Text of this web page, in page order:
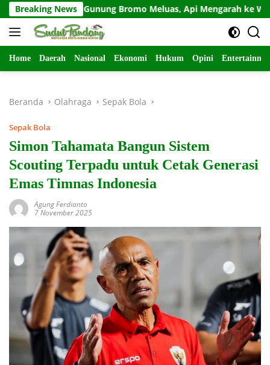
Langsung
ke
konten
Breaking News
Gunung Bromo Meluas, Api Mengarah ke Wilayah
Home Daerah Nasional Ekonomi Hukum Opini
Beranda Olahraga Sepak Bola
Sepak Bola
Simon Tahamata Bangun Sistem
Scouting Terpadu untuk Cetak Generasi
Emas Timnas Indonesia
Agung Ferdianto
7 November 2025